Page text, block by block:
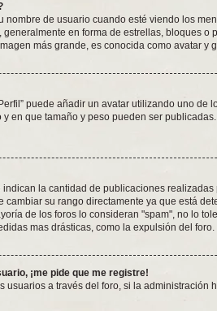
nombre de usuario cuando esté viendo los
en forma de estrellas, bloques
más grande, es conocida como avatar
puede añadir un avatar utilizando uno de
en que tamaño y peso pueden ser
la cantidad de publicaciones
su rango directamente ya que está
de los foros lo consideran "spam", no lo
mas drásticas, como la expulsión del foro.
¡me pide que me registre!
a través del foro, si la